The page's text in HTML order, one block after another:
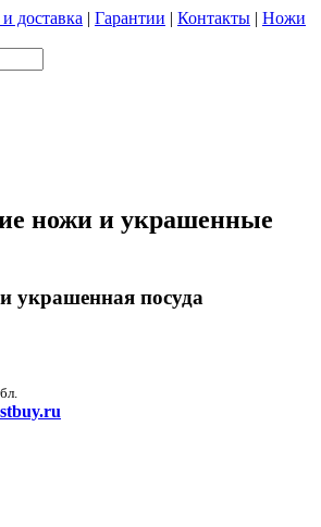
доставка | Гарантии | Контакты | Ножи
ножи и украшенные
украшенная посуда